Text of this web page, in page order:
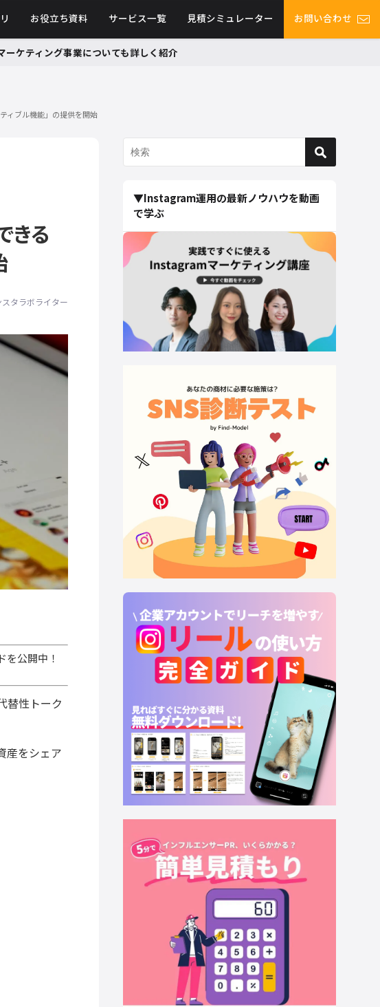
お役立ち資料 サービス一覧 見積シミュレーター お問い合わせ
ケティング事業についても詳しく紹介
ィブル機能」の提供を開始
きる
スタラボライター
公開中！
替性トーク
産をシェア
▼Instagram運用の最新ノウハウを動画
で学ぶ